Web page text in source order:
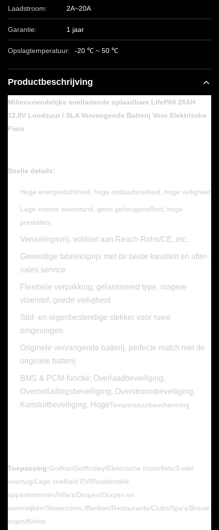
Laadstroom: 2A~20A
Garantie: 1 jaar
Opslagtemperatuur: -20 ℃ ~ 50 ℃
Productbeschrijving
Milieuvriendelijke snelladende oplaadbare LifeP04 26AH
12.8V Loodzuur / SLA Vervangende Batterij Voor Elektrische
Fiets
Snelle details:
Hoge energiedichtheid, hoge ontlaadsnelheid, hoge veiligheid
Lage interne weerstand, geen geheugeneffect, hoge
prestaties
Vervuilingsvrij, voldoet aan Reach Rohs/CE, etc.
Geweldige fabrieksprijs met de beste kwaliteit en after-
sales service
Flexibele verpakking, gelamineerd type, magere
vloeistof, goede veiligheid
Stof- en regenbestendige stekker voor ruwe
omgevingen
​​Originele vervangende batterij, perfecte match met de
originele batterij
BMS & PCM-functie: Overlaadbeveiliging,
Overontladingsbeveiliging, Overstroombeveiliging,
Kortsluitbeveiliging, HogeTemperatuurbescherming
Toepassing:Golfkar/Golftrolley/Elektrische motorfiets/3-wiel
voertuig/Lage snelheid EV/Residentiële
appartementen/Villa's/Dorpen/Dorpen en
woonwijken/Showrooms,/Banken/Restaurants/Clubs/Spa's/Brouw
erijen/Kleine